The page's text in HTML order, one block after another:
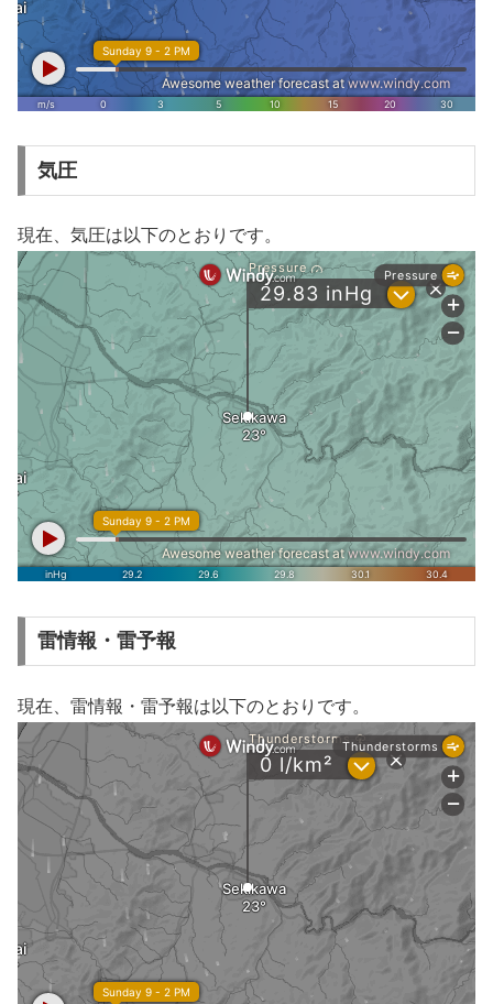
気圧
現在、気圧は以下のとおりです。
雷情報・雷予報
現在、雷情報・雷予報は以下のとおりです。